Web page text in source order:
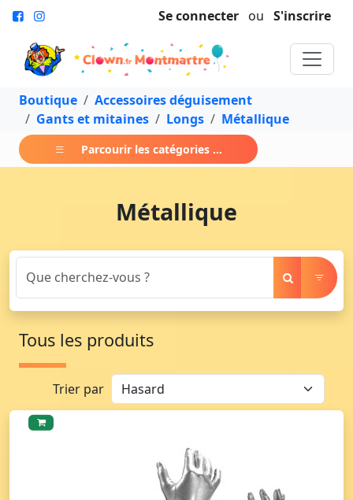
Se connecter ou S'inscrire
Boutique
Accessoires déguisement
Gants et mitaines
Longs Métallique
Parcourir les catégories ...
Métallique
Tous les produits
Trier par